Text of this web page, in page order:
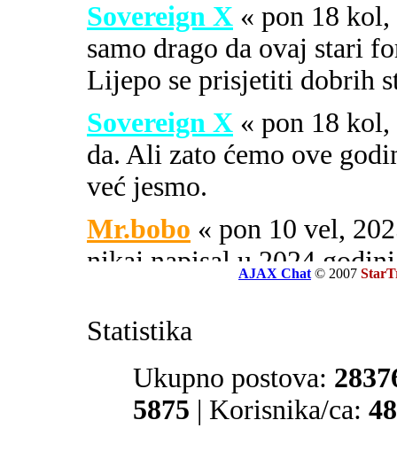
Sovereign X « pon 18
samo drago da ovaj stari
Lijepo se prisjetiti dobrih
Sovereign X « pon 18
da. Ali zato ćemo ove
već jesmo.
Mr.bobo « pon 10 vel,
nikaj napisal u 2024
SOA ili PIPA.
El Zvonko« uto 16 svi,
prate tajne službe sekcije
AJAX Chat © 2007
Statistika
Ukupno postova:
5875 | Korisnika/ca: